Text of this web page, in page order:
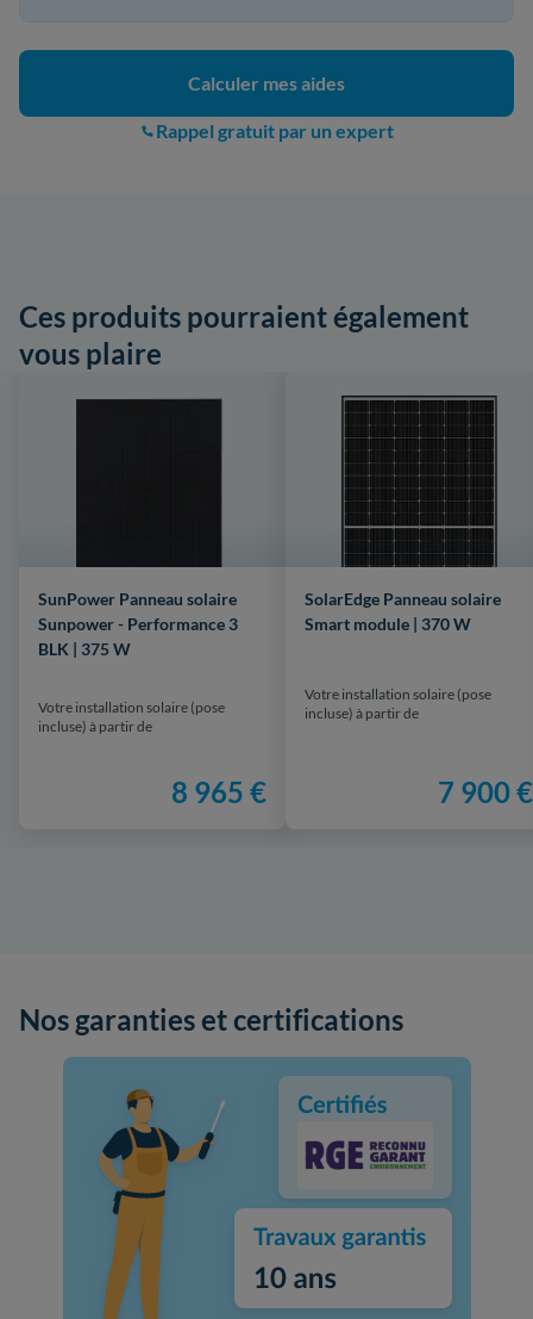
Calculer mes aides
Rappel gratuit par un expert
Ces produits pourraient également
vous plaire
SunPower Panneau solaire
Sunpower - Performance 3
BLK | 375 W
Votre installation solaire (pose
incluse) à partir de
8 965 €
SolarEdge Panneau solaire
Smart module | 370 W
Votre installation solaire (pose
incluse) à partir de
7 900 €
Nos garanties et certifications